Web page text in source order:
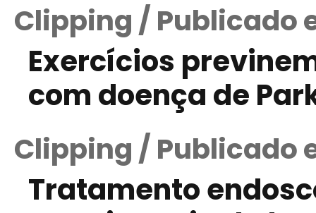
Clipping / Publicado
Exercícios
com doença de
Clipping / Publicado
Tratamento